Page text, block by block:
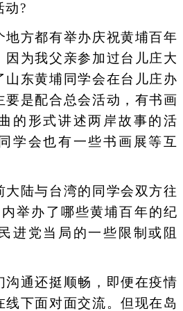
动?
地方都有举办庆祝黄埔百年
因为我父亲参加过台儿庄大
山东黄埔同学会在台儿庄办
要是配合总会活动，有书画
的形式讲述两岸故事的活
学会也有一些书画展等互
大陆与台湾的同学会双方往
举办了哪些黄埔百年的纪
进党当局的一些限制或阻
沟通还挺顺畅，即便在疫情
线下面对面交流。但现在岛